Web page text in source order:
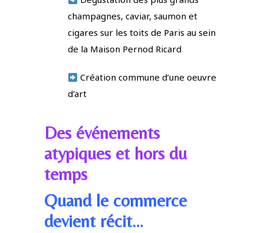
champagnes, caviar, saumon et
cigares sur les toits de Paris au sein
de la Maison Pernod Ricard
Création commune d’une oeuvre
d’art
Des événements
atypiques et hors du
temps
Quand le commerce
devient récit…